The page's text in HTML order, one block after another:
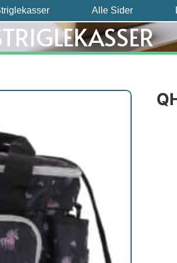
Alle Sider